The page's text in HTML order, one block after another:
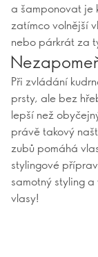
a šamponovat je
zatímco volnější
nebo párkrát za
Při zvládání
prsty, ale bez
lepší než
právě takový
zubů pomáhá
stylingové
samotný styling
vlasy!